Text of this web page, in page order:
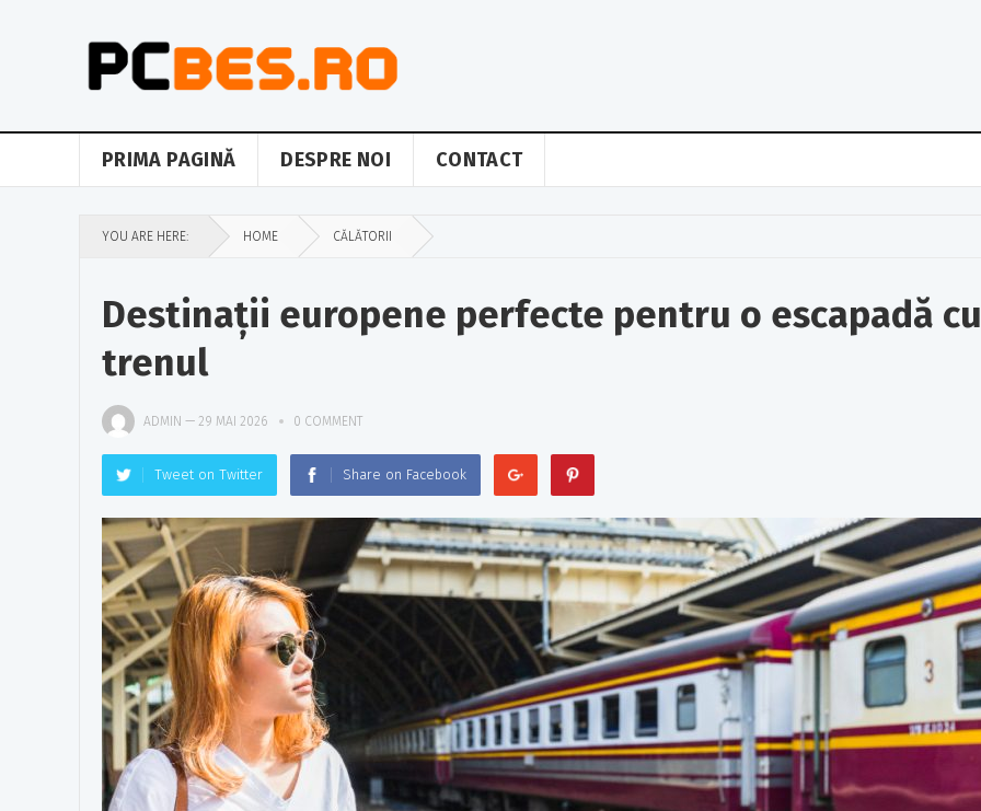
PRIMA PAGINĂ DESPRE NOI CONTACT
YOU ARE HERE: HOME CĂLĂTORII
Destinații europene perfecte pentru o escapadă cu
trenul
ADMIN — 29 MAI 2026 0 COMMENT
Tweet on Twitter Share on Facebook